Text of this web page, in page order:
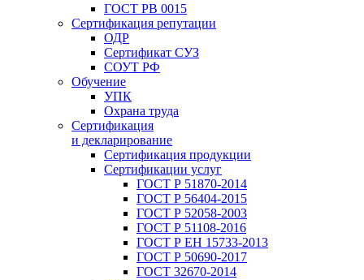
ГОСТ РВ 0015
Сертификация репутации
ОДР
Сертификат СУЗ
СОУТ РФ
Обучение
УПК
Охрана труда
Сертификация
и декларирование
Сертификация продукции
Сертификации услуг
ГОСТ Р 51870-2014
ГОСТ Р 56404-2015
ГОСТ Р 52058-2003
ГОСТ Р 51108-2016
ГОСТ Р ЕН 15733-2013
ГОСТ Р 50690-2017
ГОСТ 32670-2014